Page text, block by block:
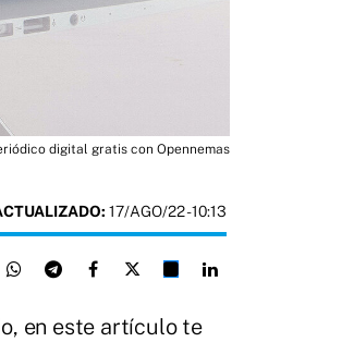
digital gratis con Opennemas
17/AGO/22 - 10:13
en este artículo te